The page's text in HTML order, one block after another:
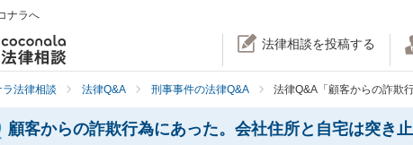
ナラへ
法律相談を投稿する
ラ法律相談 法律Q&A 刑事事件の法律Q&A 法律Q&A「顧客からの詐欺
顧客からの詐欺行為にあった。会社住所と自宅は突き